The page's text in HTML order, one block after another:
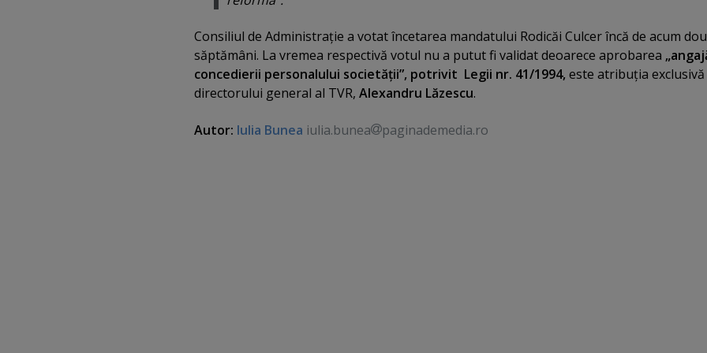
Consiliul de Administraţie a votat încetarea mandatului Rodicăi Culcer încă de acum
săptămâni. La vremea respectivă votul nu a putut fi validat deoarece aprobarea
concedierii personalului societăţii”, potrivit Legii nr. 41/1994, este atribuţia exclusivă
directorului general al TVR, Alexandru Lăzescu.
Autor: Iulia Bunea iulia.bunea paginademedia.ro